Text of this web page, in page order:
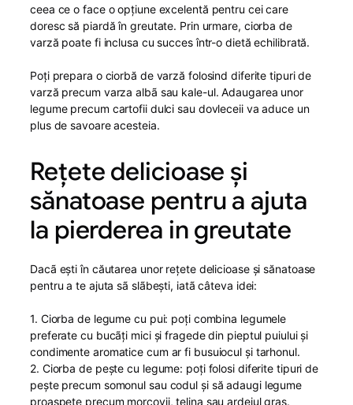
ceea ce o face o opțiune excelentă pentru cei care
doresc să piardă în greutate. Prin urmare, ciorba de
varză poate fi inclusa cu succes într-o dietă echilibrată.
Poți prepara o ciorbă de varză folosind diferite tipuri de
varză precum varza albã sau kale-ul. Adaugarea unor
legume precum cartofii dulci sau dovleceii va aduce un
plus de savoare acesteia.
Rețete delicioase și
sănatoase pentru a ajuta
la pierderea in greutate
Dacã ești în căutarea unor rețete delicioase și sănatoase
pentru a te ajuta sã slãbești, iatã câteva idei:
1. Ciorba de legume cu pui: poţi combina legumele
preferate cu bucãţi mici şi fragede din pieptul puiului şi
condimente aromatice cum ar fi busuiocul şi tarhonul.
2. Ciorba de pește cu legume: poți folosi diferite tipuri de
pește precum somonul sau codul și să adaugi legume
proaspete precum morcovii, țelina sau ardeiul gras.